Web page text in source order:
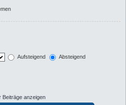
Aufsteigend
Absteigend
Beiträge anzeigen